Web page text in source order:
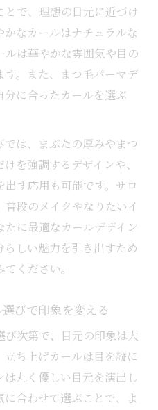
とで、理想の目元に近づけ
なカールはナチュラルな
ルは華やかな雰囲気や目の
。また、まつ毛パーマデ
に合ったカールを選ぶ
は、まぶたの厚みやまつ
を強調するデザインや、
す応用も可能です。サロ
段のメイクやなりたいイ
に最適なカールデザイン
しい魅力を引き出すため
ください。
びで印象を変える
び次第で、目元の印象は大
ち上げカールは目を縦に
丸く優しい目元を演出し
合わせて選ぶことで、よ